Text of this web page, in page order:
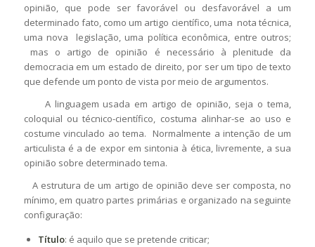
opinião, que pode ser favorável ou desfavorável a um
determinado fato, como um artigo científico, uma nota técnica,
uma nova legislação, uma política econômica, entre outros;
mas o artigo de opinião é necessário à plenitude da
democracia em um estado de direito, por ser um tipo de texto
que defende um ponto de vista por meio de argumentos.
A linguagem usada em artigo de opinião, seja o tema,
coloquial ou técnico-científico, costuma alinhar-se ao uso e
costume vinculado ao tema. Normalmente a intenção de um
articulista é a de expor em sintonia à ética, livremente, a sua
opinião sobre determinado tema.
A estrutura de um artigo de opinião deve ser composta, no
mínimo, em quatro partes primárias e organizado na seguinte
configuração:
Título: é aquilo que se pretende criticar;